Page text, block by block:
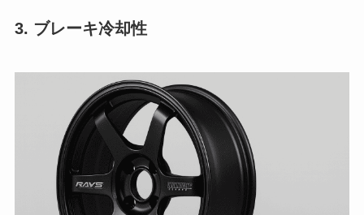
3. ブレーキ冷却性